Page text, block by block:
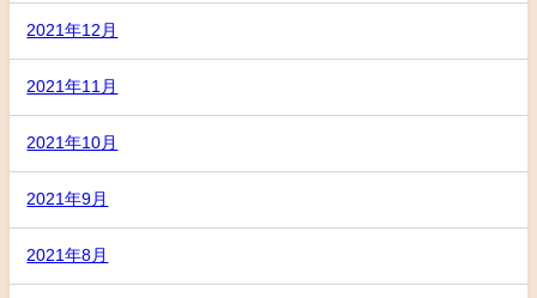
2021年12月
2021年11月
2021年10月
2021年9月
2021年8月